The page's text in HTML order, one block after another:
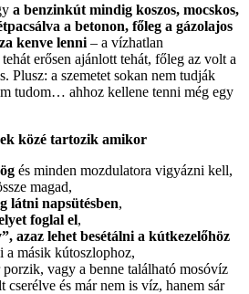
a benzinkút mindig koszos, mocskos,
a betonon, főleg a gázolajos
kenve lenni – a vízhatlan
erősen ajánlott tehát, főleg az volt a
Plusz: a szemetet sokan nem tudják
tudom… ahhoz kellene tenni még egy
közé tartozik amikor
és minden mozdulatora vigyázni kell,
magad,
látni napsütésben,
foglal el,
azaz lehet besétálni a kútkezelőhöz
a másik kútoszlophoz,
vagy a benne található mosóvíz
cserélve és már nem is víz, hanem sár